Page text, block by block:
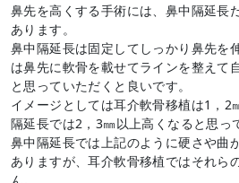
鼻先を高くする手術には、鼻中隔延長
あります。
鼻中隔延長は固定してしっかり鼻先を
は鼻先に軟骨を載せてラインを整えて
と思っていただくと良いです。
イメージとしては耳介軟骨移植は1，2
隔延長では2，3㎜以上高くなると思っ
鼻中隔延長では上記のように硬さや曲
ありますが、耳介軟骨移植ではそれら